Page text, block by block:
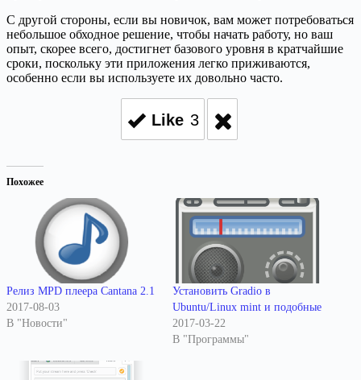
С другой стороны, если вы новичок, вам может потребоваться
небольшое обходное решение, чтобы начать работу, но ваш
опыт, скорее всего, достигнет базового уровня в кратчайшие
сроки, поскольку эти приложения легко приживаются,
особенно если вы используете их довольно часто.
Like 3
Похожее
Релиз MPD плеера Cantana 2.1
2017-08-03
В "Новости"
Установить Gradio в
Ubuntu/Linux mint и подобные
2017-03-22
В "Программы"